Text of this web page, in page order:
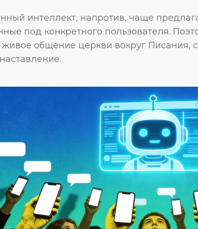
интеллект, напротив, чаще
под конкретного пользователя.
общение церкви вокруг Писания,